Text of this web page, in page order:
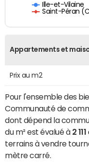
Ille-et-Vilaine
Saint-Péran
Appartements et
Prix au m2
Pour l'ensemble des
Communauté de
dont dépend la
du m² est évalué à 2
terrains à vendre
mètre carré.